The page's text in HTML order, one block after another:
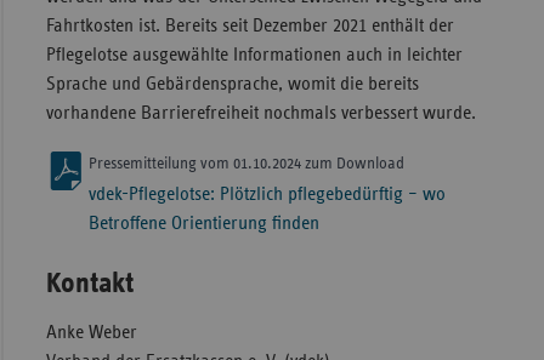
Fahrtkosten ist. Bereits seit Dezember 2021 enthält der
Pflegelotse ausgewählte Informationen auch in leichter
Sprache und Gebärden­sprache, womit die bereits
vorhandene Barrierefreiheit nochmals verbessert wurde.
Pressemitteilung vom 01.10.2024 zum Download
vdek-Pflegelotse: Plötzlich pflegebedürftig – wo
Betroffene Orientierung finden
Kontakt
Anke Weber